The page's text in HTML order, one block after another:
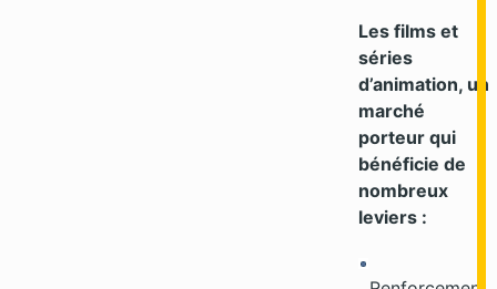
Les films et
séries
d’animation, un
marché
porteur qui
bénéficie de
nombreux
leviers :